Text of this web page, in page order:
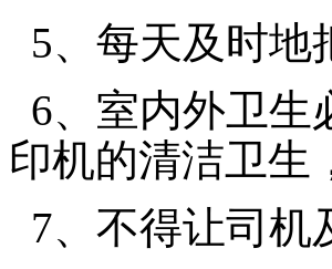
5、每天及时地
6、室内外卫生
印机的清洁卫生
7、不得让司机